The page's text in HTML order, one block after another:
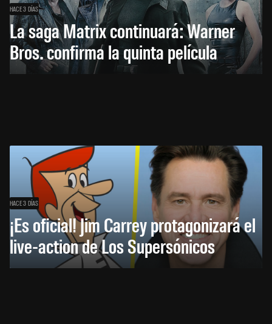
HACE 3 DÍAS
La saga Matrix continuará: Warner
Bros. confirma la quinta película
HACE 3 DÍAS
¡Es oficial! Jim Carrey protagonizará el
live-action de Los Supersónicos